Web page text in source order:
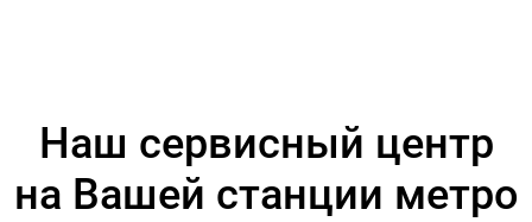
Наш сервисный центр
на Вашей станции метро